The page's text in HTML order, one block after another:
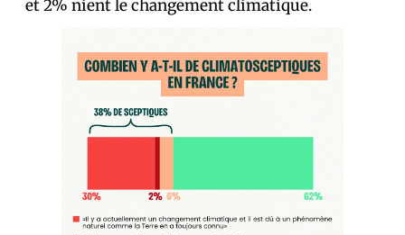
et 2% nient le changement climatique.